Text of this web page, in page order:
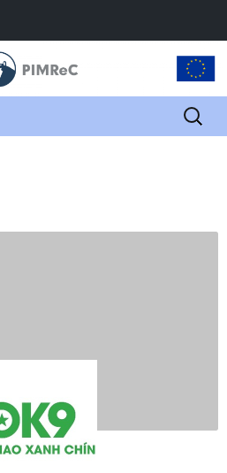
Пошук: